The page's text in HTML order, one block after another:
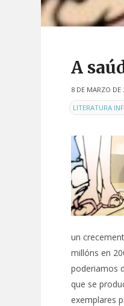
A
8 DE MARZO DE
ENLITERATURA
un
millóns en
poderiamos
que se
exemplares